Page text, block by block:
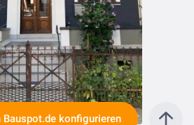
Bauspot.de konfigurieren